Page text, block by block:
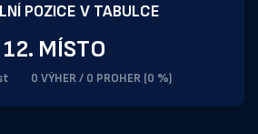
POZICE V TABULCE
12. MÍSTO
0 VÝHER / 0 PROHER (0 %)